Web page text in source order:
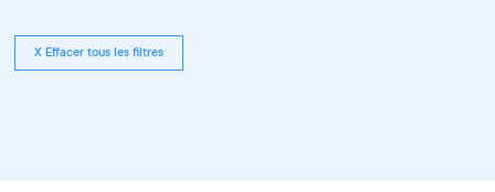
X Effacer tous les filtres